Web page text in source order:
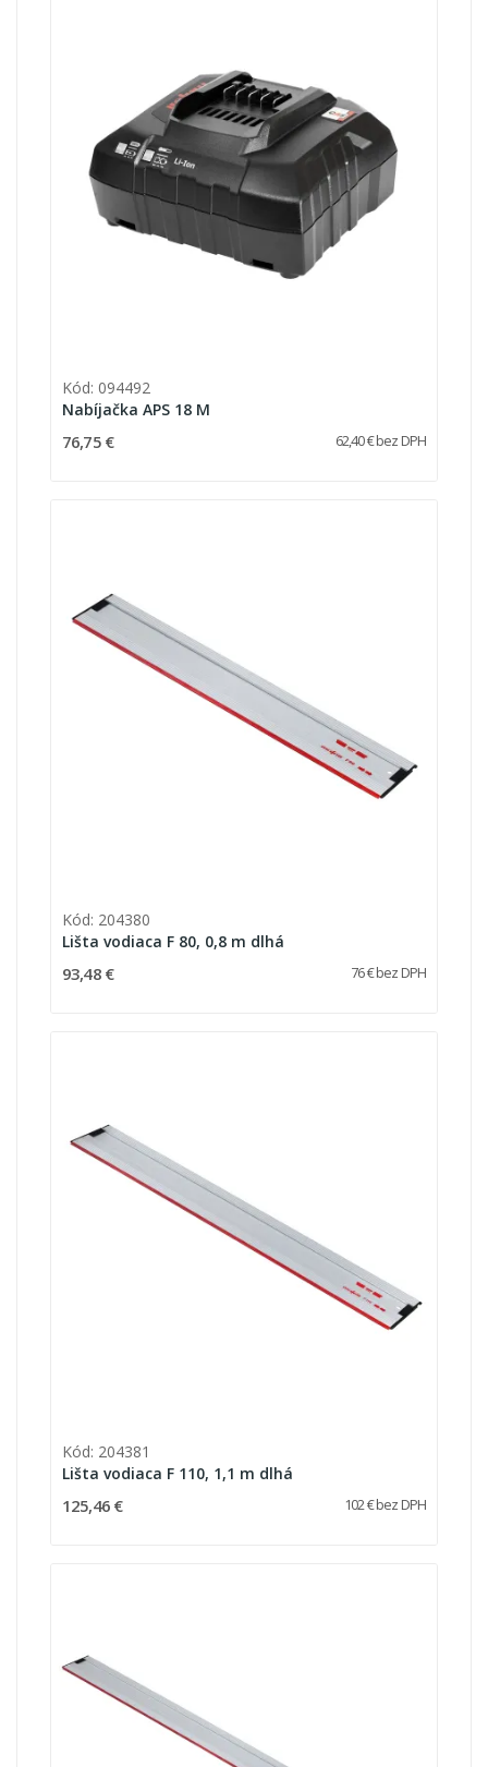
Kód: 094492
Nabíjačka APS 18 M
76,75 € 62,40 € bez DPH
Kód: 204380
Lišta vodiaca F 80, 0,8 m dlhá
93,48 € 76 € bez DPH
Kód: 204381
Lišta vodiaca F 110, 1,1 m dlhá
125,46 € 102 € bez DPH